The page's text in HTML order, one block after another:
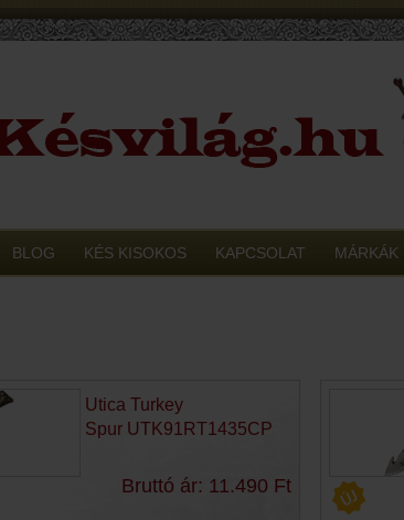
BLOG KÉS KISOKOS KAPCSOLAT MÁRKÁK
Utica Turkey
Spur UTK91RT1435CP
Bruttó ár: 11.490 Ft